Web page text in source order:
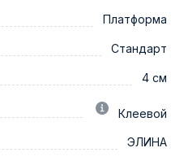
Платформа
Стандарт
4 см
Клеевой
ЭЛИНА